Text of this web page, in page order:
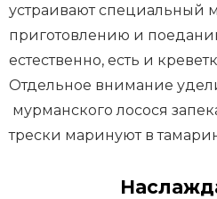
устраивают специальный
приготовлению и
естественно, есть и
Отдельное внимание
мурманского лосося
трески маринуют в